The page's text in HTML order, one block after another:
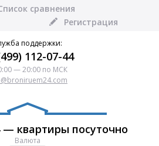
сравнения
Регистрация
поддержки:
112-07-44
— 20:00 по МСК
квартиры посуточно
Валюта